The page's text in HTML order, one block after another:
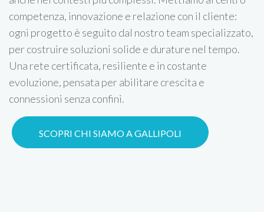
competenza, innovazione e relazione con il cliente:
ogni progetto è seguito dal nostro team specializzato,
per costruire soluzioni solide e durature nel tempo.
Una rete certificata, resiliente e in costante
evoluzione, pensata per abilitare crescita e
connessioni senza confini.
SCOPRI CHI SIAMO A GALLIPOLI